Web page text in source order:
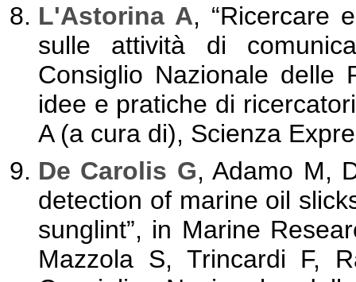
L'Astorina A, “Ricercare
sulle attività di
Consiglio Nazionale delle
idee e pratiche di
A (a cura di), Scienza
De Carolis G, Adamo M,
detection of marine oil
sunglint”, in Marine
Mazzola S, Trincardi F,